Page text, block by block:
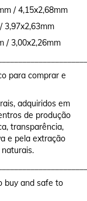
/ 4,15x2,68mm
3,97x2,63mm
/ 3,00x2,26mm
para comprar e
adquiridos em
de produção
transparência,
e pela extração
buy and safe to